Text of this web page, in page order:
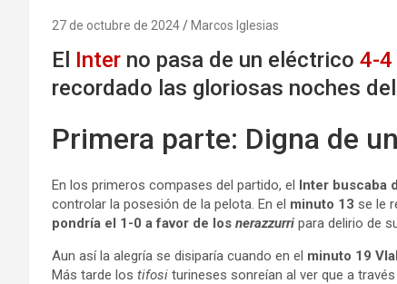
27 de octubre de 2024 Marcos Iglesias
El Inter no pasa de un eléctrico 4-4
recordado las gloriosas noches
Primera parte: Digna de
En los primeros compases del partido, el Inter buscaba
controlar la posesión de la pelota. En el minuto 13 se le
pondría el 1-0 a favor de los nerazzurri para delirio de
Aun así la alegría se disiparía cuando en el minuto 19
Más tarde los tifosi turineses sonreían al ver que a